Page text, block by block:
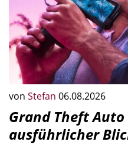
von Stefan 06.08.2026
Grand Theft Auto
ausführlicher